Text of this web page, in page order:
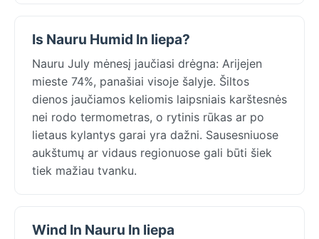
Is Nauru Humid In liepa?
Nauru July mėnesį jaučiasi drėgna: Arijejen
mieste 74%, panašiai visoje šalyje. Šiltos
dienos jaučiamos keliomis laipsniais karštesnės
nei rodo termometras, o rytinis rūkas ar po
lietaus kylantys garai yra dažni. Sausesniuose
aukštumų ar vidaus regionuose gali būti šiek
tiek mažiau tvanku.
Wind In Nauru In liepa